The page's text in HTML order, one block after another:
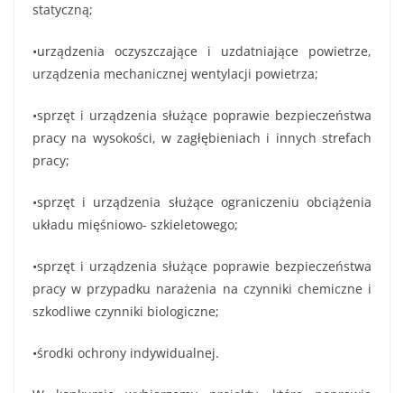
statyczną;
•urządzenia oczyszczające i uzdatniające powietrze,
urządzenia mechanicznej wentylacji powietrza;
•sprzęt i urządzenia służące poprawie bezpieczeństwa
pracy na wysokości, w zagłębieniach i innych strefach
pracy;
•sprzęt i urządzenia służące ograniczeniu obciążenia
układu mięśniowo- szkieletowego;
•sprzęt i urządzenia służące poprawie bezpieczeństwa
pracy w przypadku narażenia na czynniki chemiczne i
szkodliwe czynniki biologiczne;
•środki ochrony indywidualnej.